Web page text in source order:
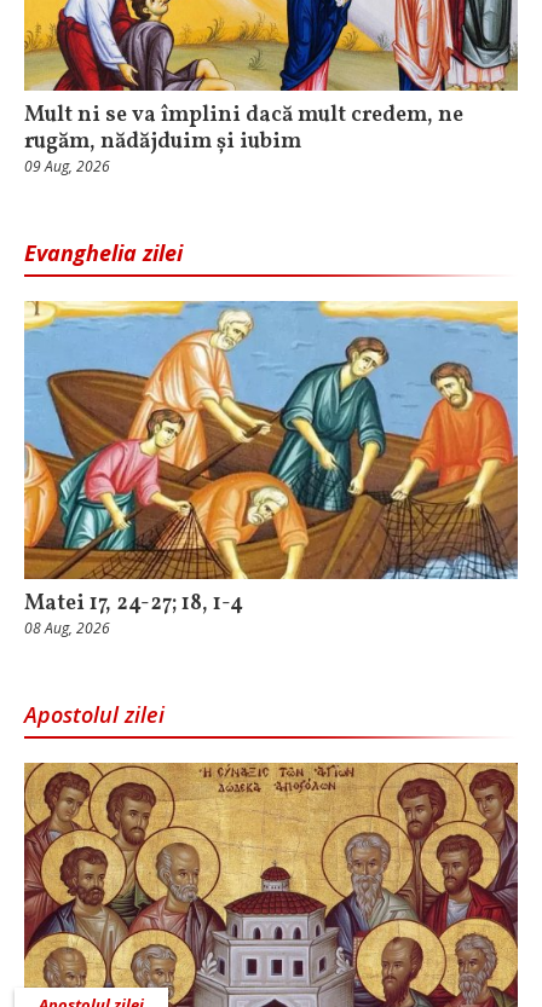
Mult ni se va împlini dacă mult credem, ne
rugăm, nădăjduim și iubim
09 Aug, 2026
Evanghelia zilei
Matei 17, 24-27; 18, 1-4
08 Aug, 2026
Apostolul zilei